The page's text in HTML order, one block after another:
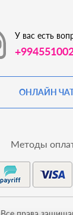
У вас есть
ОНЛАЙН
Методы